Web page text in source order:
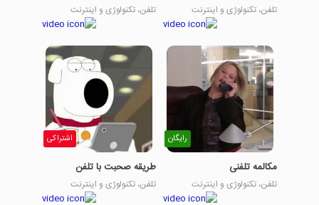
تلفن، تکنولوژی و اینترنت تلفن، تکنولوژی و اینترنت
رایگان
مکالمه تلفنی
تلفن، تکنولوژی و اینترنت
اشتراکی
طریقه صحبت با تلفن
تلفن، تکنولوژی و اینترنت